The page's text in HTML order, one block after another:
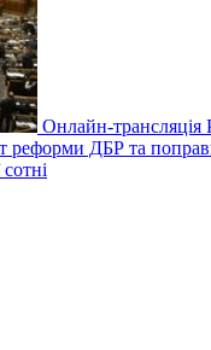
Онлайн-трансляція
реформи ДБР та